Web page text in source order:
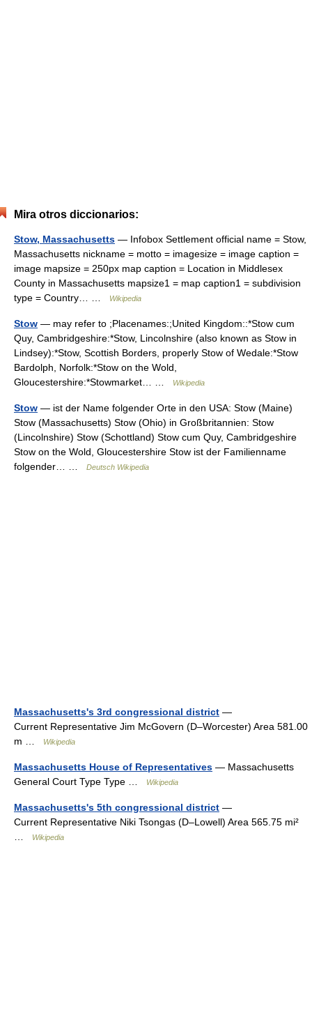
Mira otros diccionarios:
Stow, Massachusetts — Infobox Settlement official name = Stow,
Massachusetts nickname = motto = imagesize = image caption =
image mapsize = 250px map caption = Location in Middlesex
County in Massachusetts mapsize1 = map caption1 = subdivision
type = Country… …
Wikipedia
Stow — may refer to ;Placenames:;United Kingdom::*Stow cum
Quy, Cambridgeshire:*Stow, Lincolnshire (also known as Stow in
Lindsey):*Stow, Scottish Borders, properly Stow of Wedale:*Stow
Bardolph, Norfolk:*Stow on the Wold,
Gloucestershire:*Stowmarket… …
Wikipedia
Stow — ist der Name folgender Orte in den USA: Stow (Maine)
Stow (Massachusetts) Stow (Ohio) in Großbritannien: Stow
(Lincolnshire) Stow (Schottland) Stow cum Quy, Cambridgeshire
Stow on the Wold, Gloucestershire Stow ist der Familienname
folgender… …
Deutsch Wikipedia
Massachusetts's 3rd congressional district —
Current Representative Jim McGovern (D–Worcester) Area 581.00
m …
Wikipedia
Massachusetts House of Representatives — Massachusetts
General Court Type Type …
Wikipedia
Massachusetts's 5th congressional district —
Current Representative Niki Tsongas (D–Lowell) Area 565.75 mi²
Wikipedia